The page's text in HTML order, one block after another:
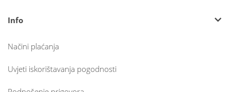
Info
Načini plaćanja
Uvjeti iskorištavanja pogodnosti